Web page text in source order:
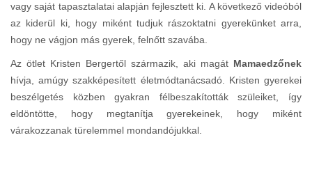
vagy saját tapasztalatai alapján fejlesztett ki. A következő videóból
az kiderül ki, hogy miként tudjuk rászoktatni gyerekünket arra,
hogy ne vágjon más gyerek, felnőtt szavába.
Az ötlet Kristen Bergertől származik, aki magát Mamaedzőnek
hívja, amúgy szakképesített életmódtanácsadó. Kristen gyerekei
beszélgetés közben gyakran félbeszakították szüleiket, így
eldöntötte, hogy megtanítja gyerekeinek, hogy miként
várakozzanak türelemmel mondandójukkal.